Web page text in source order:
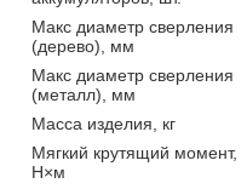
Макс диаметр сверления
(дерево), мм
Макс диаметр сверления
(металл), мм
Масса изделия, кг
Мягкий крутящий момент,
Н×м